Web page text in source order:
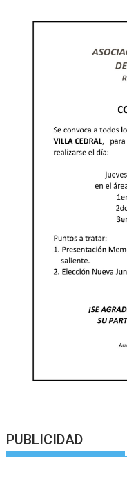
PUBLICIDAD